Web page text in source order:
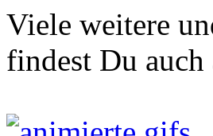
Viele weitere
findest Du auch